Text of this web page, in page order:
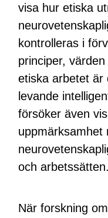
visa hur etiska
kontrolleras i
principer,
etiska arbetet är
levande
försöker även
uppmärksamhet
och arbetssätten.
När forskning